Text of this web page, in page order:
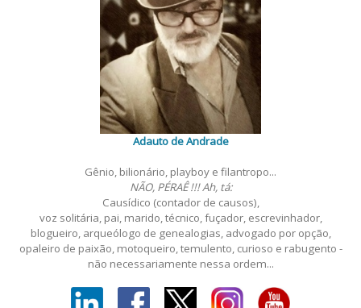
Adauto de Andrade
Gênio, bilionário, playboy e filantropo...
NÃO, PÉRAÊ !!! Ah, tá:
Causídico (contador de causos),
voz solitária, pai, marido, técnico, fuçador, escrevinhador,
blogueiro, arqueólogo de genealogias, advogado por opção,
opaleiro de paixão, motoqueiro, temulento, curioso e rabugento -
não necessariamente nessa ordem...